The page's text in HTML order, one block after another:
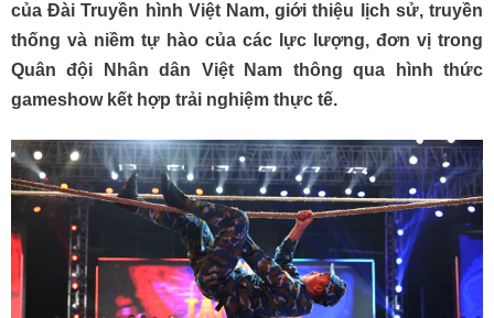
của Đài Truyền hình Việt Nam, giới thiệu lịch sử, truyền
thống và niềm tự hào của các lực lượng, đơn vị trong
Quân đội Nhân dân Việt Nam thông qua hình thức
gameshow kết hợp trải nghiệm thực tế.